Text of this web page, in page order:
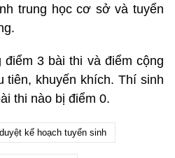
trung học cơ sở và tuyển
3 bài thi và điểm cộng
tiên, khuyến khích. Thí sinh
thi nào bị điểm 0.
kế hoạch tuyển sinh